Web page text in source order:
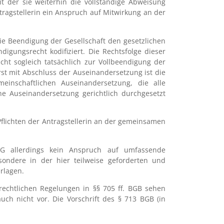
der sie weiterhin die vollständige Abweisung
ein Anspruch auf Mitwirkung an der
Beendigung der Gesellschaft den gesetzlichen
kodifiziert. Die Rechtsfolge dieser
sogleich tatsächlich zur Vollbeendigung der
mit Abschluss der Auseinandersetzung ist die
Auseinandersetzung, die alle
Auseinandersetzung gerichtlich durchgesetzt
der Antragstellerin an der gemeinsamen
allerdings kein Anspruch auf umfassende
in der hier teilweise geforderten und
Regelungen in §§ 705 ff. BGB sehen
nicht vor. Die Vorschrift des § 713 BGB (in